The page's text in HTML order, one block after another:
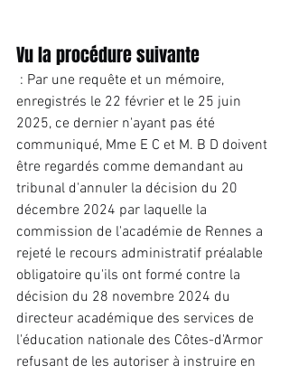
Vu la procédure suivante
: Par une requête et un mémoire,
enregistrés le 22 février et le 25 juin
2025, ce dernier n'ayant pas été
communiqué, Mme E C et M. B D doivent
être regardés comme demandant au
tribunal d'annuler la décision du 20
décembre 2024 par laquelle la
commission de l'académie de Rennes a
rejeté le recours administratif préalable
obligatoire qu'ils ont formé contre la
décision du 28 novembre 2024 du
directeur académique des services de
l'éducation nationale des Côtes-d'Armor
refusant de les autoriser à instruire en